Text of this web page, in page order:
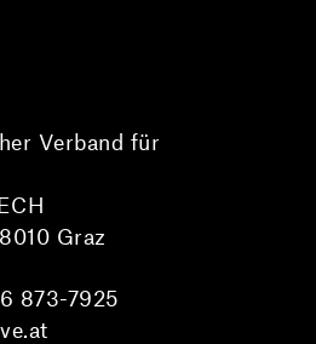
Verband für
Graz
873-7925